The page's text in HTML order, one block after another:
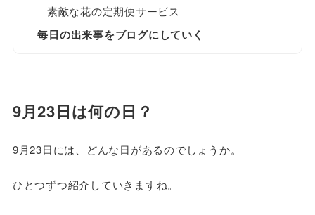
素敵な花の定期便サービス
毎日の出来事をブログにしていく
9月23日は何の日？
9月23日には、どんな日があるのでしょうか。
ひとつずつ紹介していきますね。